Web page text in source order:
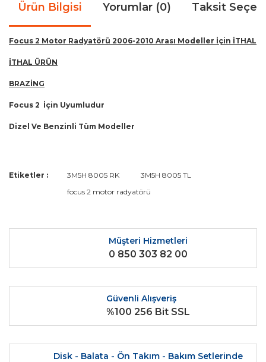
Ürün Bilgisi Yorumlar (0) Taksit
Focus 2 Motor Radyatörü 2006-2010 Arası Modeller İçin İTHAL
İTHAL ÜRÜN
BRAZİNG
Focus 2 İçin Uyumludur
Dizel Ve Benzinli Tüm Modeller
Bu ürüne ilk yorumu siz yapın!
Yorum Yaz
Bu ürünün fiyat bilgisi, resim, ürün açıklamalarında ve diğer
kullanarak tarafımıza iletebilirsiniz.
Ürün resmi kalitesiz, bozuk veya görüntülenemiyor.
Ürün açıklamasında eksik bilgiler bulunuyor.
Ürün bilgilerinde hatalar bulunuyor.
Ürün fiyatı diğer sitelerden daha pahalı.
Bu ürüne benzer farklı alternatifler olmalı.
Etiketler : 3M5H 8005 RK
3M5H 8005 TL
focus 2 motor radyatörü
Müşteri Hizmetleri
0 850 303 82 00
Güvenli Alışveriş
%100 256 Bit SSL
Disk - Balata - Ön Takım - Bakım Setlerinde